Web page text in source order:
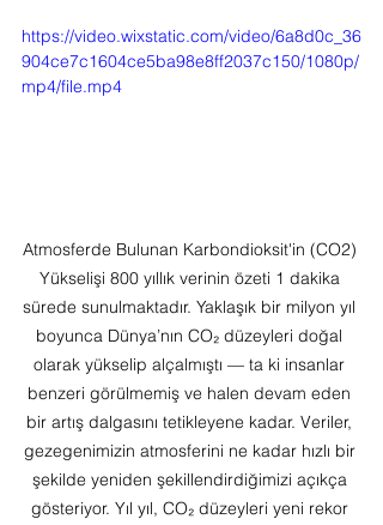
https://video.wixstatic.com/video/6a8d0c_36
904ce7c1604ce5ba98e8ff2037c150/1080p/
mp4/file.mp4
Atmosferde Bulunan Karbondioksit'in (CO2)
Yükselişi 800 yıllık verinin özeti 1 dakika
sürede sunulmaktadır. Yaklaşık bir milyon yıl
boyunca Dünya’nın CO₂ düzeyleri doğal
olarak yükselip alçalmıştı — ta ki insanlar
benzeri görülmemiş ve halen devam eden
bir artış dalgasını tetikleyene kadar. Veriler,
gezegenimizin atmosferini ne kadar hızlı bir
şekilde yeniden şekillendirdiğimizi açıkça
gösteriyor. Yıl yıl, CO₂ düzeyleri yeni rekor